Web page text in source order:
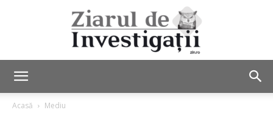
Acasă Mediu